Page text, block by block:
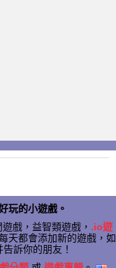
玩的小遊戲。
戲，益智類遊戲， .io遊
天都會添加新的遊戲，如
訴你的朋友！